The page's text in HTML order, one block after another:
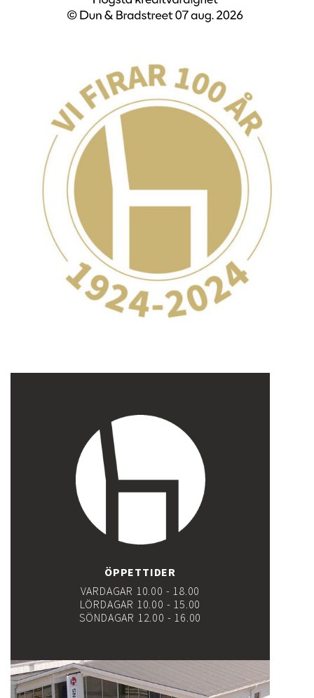
ÖPPETTIDER
VARDAGAR 10.00 - 18.00
LÖRDAGAR 10.00 - 15.00
SÖNDAGAR 12.00 - 16.00